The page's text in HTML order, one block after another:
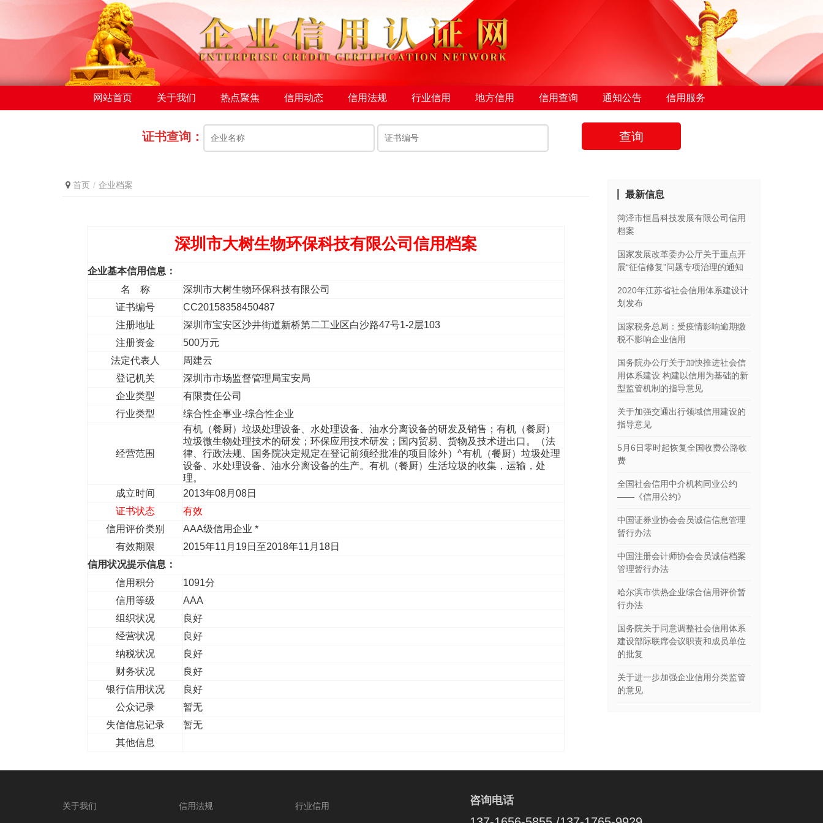
网站首页 关于我们 热点聚焦 信用动态 信用法规 行业信用 地方信用 信用查询 通知公告 信用服务
证书查询： 查询
首页 企业档案
深圳市大树生物环保科技有限公司信用档案
企业基本信用信息：
名 称
深圳市大树生物环保科技有限公司
证书编号
CC20158358450487
注册地址
深圳市宝安区沙井街道新桥第二工业区白沙路47号1-2层103
注册资金
500万元
法定代表人
周建云
登记机关
深圳市市场监督管理局宝安局
企业类型
有限责任公司
行业类型
综合性企事业-综合性企业
经营范围
有机（餐厨）垃圾处理设备、水处理设备、油水分离设备的研发及销售；有机（餐厨）
垃圾微生物处理技术的研发；环保应用技术研发；国内贸易、货物及技术进出口。（法
律、行政法规、国务院决定规定在登记前须经批准的项目除外）^有机（餐厨）垃圾处理
设备、水处理设备、油水分离设备的生产。有机（餐厨）生活垃圾的收集，运输，处
理。
成立时间
2013年08月08日
证书状态
有效
信用评价类别
AAA级信用企业 *
有效期限
2015年11月19日至2018年11月18日
信用状况提示信息：
信用积分
1091分
信用等级
AAA
组织状况
良好
经营状况
良好
纳税状况
良好
财务状况
良好
银行信用状况
良好
公众记录
暂无
失信信息记录
暂无
其他信息
最新信息
菏泽市恒昌科技发展有限公司信用
档案
国家发展改革委办公厅关于重点开
展“征信修复”问题专项治理的通知
2020年江苏省社会信用体系建设计
划发布
国家税务总局：受疫情影响逾期缴
税不影响企业信用
国务院办公厅关于加快推进社会信
用体系建设 构建以信用为基础的新
型监管机制的指导意见
关于加强交通出行领域信用建设的
指导意见
5月6日零时起恢复全国收费公路收
费
全国社会信用中介机构同业公约
——《信用公约》
中国证券业协会会员诚信信息管理
暂行办法
中国注册会计师协会会员诚信档案
管理暂行办法
哈尔滨市供热企业综合信用评价暂
行办法
国务院关于同意调整社会信用体系
建设部际联席会议职责和成员单位
的批复
关于进一步加强企业信用分类监管
的意见
关于我们 信用法规 行业信用 咨询电话